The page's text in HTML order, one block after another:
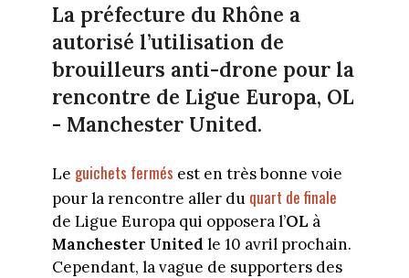
La préfecture du Rhône a
autorisé l’utilisation de
brouilleurs anti-drone pour la
rencontre de Ligue Europa, OL
- Manchester United.
Le guichets fermés est en très bonne voie
pour la rencontre aller du quart de finale
de Ligue Europa qui opposera l’OL à
Manchester United le 10 avril prochain.
Cependant, la vague de supporters des